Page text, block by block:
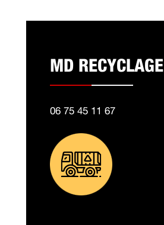
MD RECYCLAGE
06 75 45 11 67